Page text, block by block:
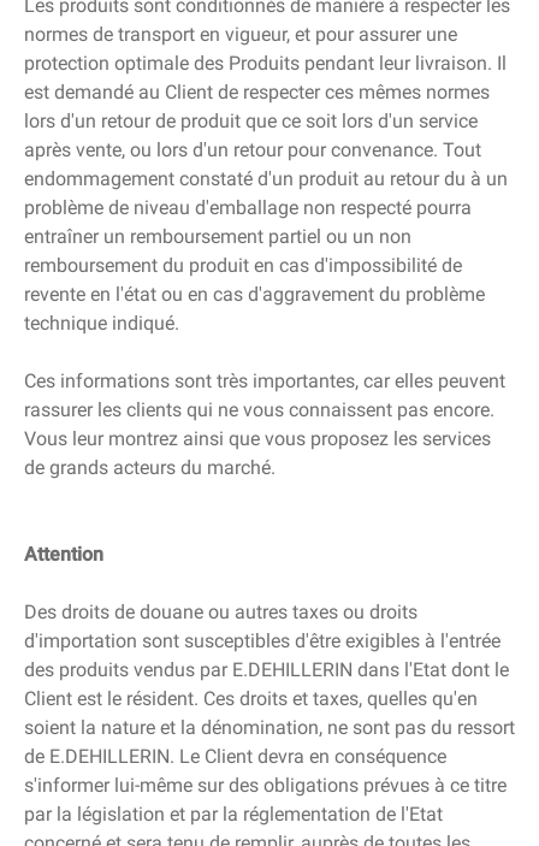
Les produits sont conditionnés de manière à respecter les
normes de transport en vigueur, et pour assurer une
protection optimale des Produits pendant leur livraison. Il
est demandé au Client de respecter ces mêmes normes
lors d'un retour de produit que ce soit lors d'un service
après vente, ou lors d'un retour pour convenance. Tout
endommagement constaté d'un produit au retour du à un
problème de niveau d'emballage non respecté pourra
entraîner un remboursement partiel ou un non
remboursement du produit en cas d'impossibilité de
revente en l'état ou en cas d'aggravement du problème
technique indiqué.
Ces informations sont très importantes, car elles peuvent
rassurer les clients qui ne vous connaissent pas encore.
Vous leur montrez ainsi que vous proposez les services
de grands acteurs du marché.
Attention
Des droits de douane ou autres taxes ou droits
d'importation sont susceptibles d'être exigibles à l'entrée
des produits vendus par E.DEHILLERIN dans l'Etat dont le
Client est le résident. Ces droits et taxes, quelles qu'en
soient la nature et la dénomination, ne sont pas du ressort
de E.DEHILLERIN. Le Client devra en conséquence
s'informer lui-même sur des obligations prévues à ce titre
par la législation et par la réglementation de l'Etat